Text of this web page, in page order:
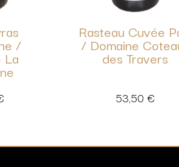
/
La
Rasteau Cuvée
/ Domaine
des Travers
53,50 €